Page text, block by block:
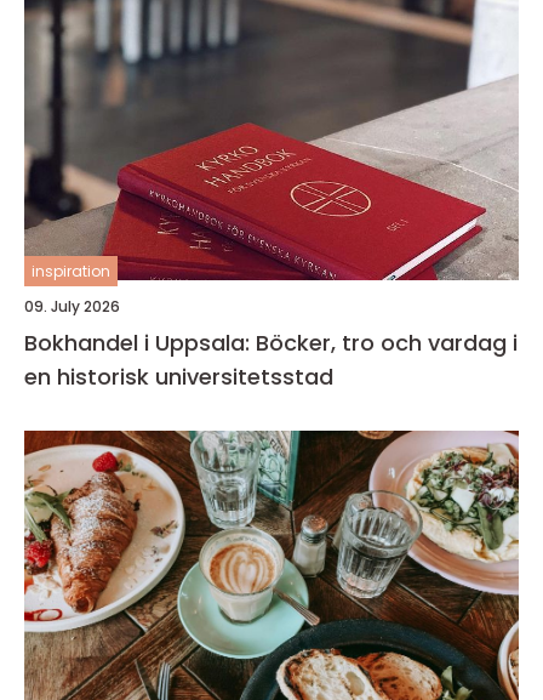
inspiration
09. July 2026
Bokhandel i Uppsala: Böcker, tro och vardag i
en historisk universitetsstad